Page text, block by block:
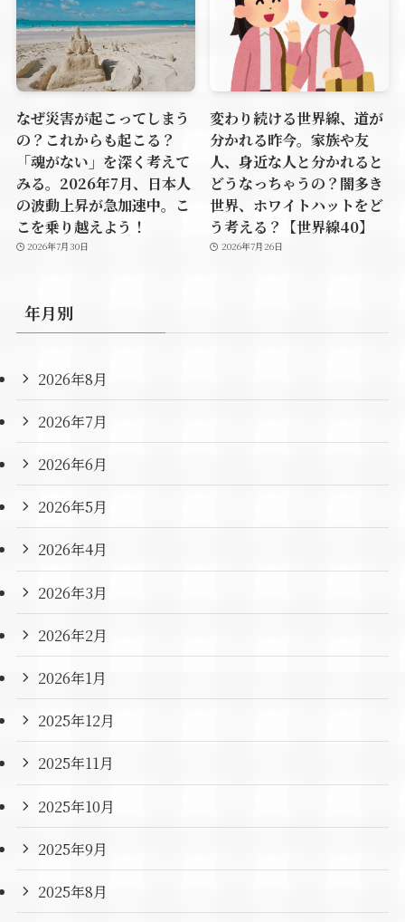
なぜ災害が起こってしまう
の？これからも起こる？
「魂がない」を深く考えて
みる。2026年7月、日本人
の波動上昇が急加速中。こ
こを乗り越えよう！
2026年7月30日
変わり続ける世界線、道が
分かれる昨今。家族や友
人、身近な人と分かれると
どうなっちゃうの？闇多き
世界、ホワイトハットをど
う考える？【世界線40】
2026年7月26日
年月別
2026年8月
2026年7月
2026年6月
2026年5月
2026年4月
2026年3月
2026年2月
2026年1月
2025年12月
2025年11月
2025年10月
2025年9月
2025年8月